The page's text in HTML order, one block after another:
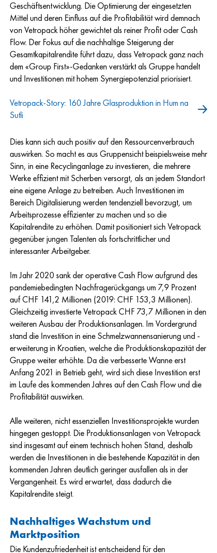
Geschäftsentwicklung. Die Optimierung der eingesetzten
Mittel und deren Einfluss auf die Profitabilität wird demnach
von Vetropack höher gewichtet als reiner Profit oder Cash
Flow. Der Fokus auf die nachhaltige Steigerung der
Gesamtkapitalrendite führt dazu, dass Vetropack ganz nach
dem «Group First»-Gedanken verstärkt als Gruppe handelt
und Investitionen mit hohem Synergiepotenzial priorisiert.
Vetropack-Story: 160 Jahre Glasproduktion in Hum na
Sutli
Dies kann sich auch positiv auf den Ressourcenverbrauch
auswirken. So macht es aus Gruppensicht beispielsweise mehr
Sinn, in eine Recyclinganlage zu investieren, die mehrere
Werke effizient mit Scherben versorgt, als an jedem Standort
eine eigene Anlage zu betreiben. Auch Investitionen im
Bereich Digitalisierung werden tendenziell bevorzugt, um
Arbeitsprozesse effizienter zu machen und so die
Kapitalrendite zu erhöhen. Damit positioniert sich Vetropack
gegenüber jungen Talenten als fortschrittlicher und
interessanter Arbeitgeber.
Im Jahr 2020 sank der operative Cash Flow aufgrund des
pandemiebedingten Nachfragerückgangs um 7,9 Prozent
auf CHF 141,2 Millionen (2019: CHF 153,3 Millionen).
Gleichzeitig investierte Vetropack CHF 73,7 Millionen in den
weiteren Ausbau der Produktionsanlagen. Im Vordergrund
stand die Investition in eine Schmelzwannensanierung und -
erweiterung in Kroatien, welche die Produktionskapazität der
Gruppe weiter erhöhte. Da die verbesserte Wanne erst
Anfang 2021 in Betrieb geht, wird sich diese Investition erst
im Laufe des kommenden Jahres auf den Cash Flow und die
Profitabilität auswirken.
Alle weiteren, nicht essenziellen Investitionsprojekte wurden
hingegen gestoppt. Die Produktionsanlagen von Vetropack
sind insgesamt auf einem technisch hohen Stand, deshalb
werden die Investitionen in die bestehende Kapazität in den
kommenden Jahren deutlich geringer ausfallen als in der
Vergangenheit. Es wird erwartet, dass dadurch die
Kapitalrendite steigt.
Nachhaltiges Wachstum und
Marktposition
Die Kundenzufriedenheit ist entscheidend für den